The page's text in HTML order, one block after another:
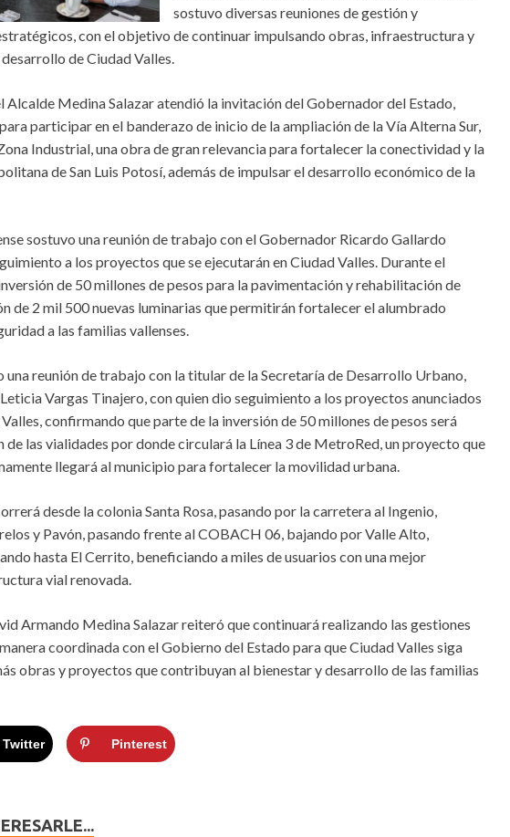
sostuvo diversas reuniones de gestión y
con el objetivo de continuar impulsando obras, infraestructura y
de Ciudad Valles.
Alcalde Medina Salazar atendió la invitación del Gobernador del Estado,
participar en el banderazo de inicio de la ampliación de la Vía Alterna Sur,
Industrial, una obra de gran relevancia para fortalecer la conectividad y la
de San Luis Potosí, además de impulsar el desarrollo económico de la
sostuvo una reunión de trabajo con el Gobernador Ricardo Gallardo
a los proyectos que se ejecutarán en Ciudad Valles. Durante el
de 50 millones de pesos para la pavimentación y rehabilitación de
de 2 mil 500 nuevas luminarias que permitirán fortalecer el alumbrado
a las familias vallenses.
reunión de trabajo con la titular de la Secretaría de Desarrollo Urbano,
Vargas Tinajero, con quien dio seguimiento a los proyectos anunciados
confirmando que parte de la inversión de 50 millones de pesos será
las vialidades por donde circulará la Línea 3 de MetroRed, un proyecto que
llegará al municipio para fortalecer la movilidad urbana.
desde la colonia Santa Rosa, pasando por la carretera al Ingenio,
y Pavón, pasando frente al COBACH 06, bajando por Valle Alto,
hasta El Cerrito, beneficiando a miles de usuarios con una mejor
vial renovada.
Armando Medina Salazar reiteró que continuará realizando las gestiones
coordinada con el Gobierno del Estado para que Ciudad Valles siga
obras y proyectos que contribuyan al bienestar y desarrollo de las familias
Twitter Pinterest